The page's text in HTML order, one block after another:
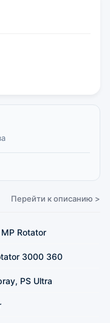
Перейти к описанию >
Rotator
3000 360
PS Ultra